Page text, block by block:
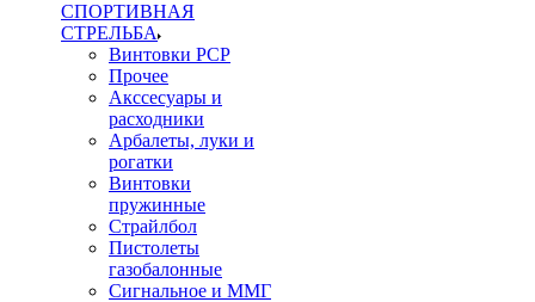
СПОРТИВНАЯ
СТРЕЛЬБА
Винтовки PCP
Прочее
Акссесуары и
расходники
Арбалеты, луки и
рогатки
Винтовки
пружинные
Страйлбол
Пистолеты
газобалонные
Сигнальное и ММГ